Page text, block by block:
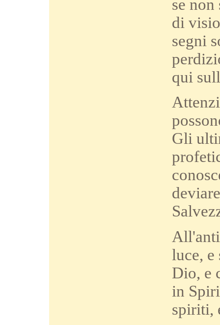
se
di
segni
qui
Gli
luce, e
Dio, e
in
spiriti,